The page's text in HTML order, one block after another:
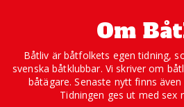
Om
Båtliv är båtfolkets egen tidning,
svenska båtklubbar. Vi skriver om
båtägare. Senaste nytt finns
Tidningen ges ut med sex